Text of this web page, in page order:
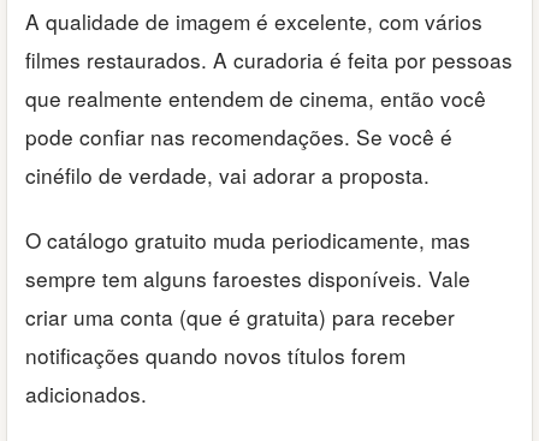
A qualidade de imagem é excelente, com vários
filmes restaurados. A curadoria é feita por pessoas
que realmente entendem de cinema, então você
pode confiar nas recomendações. Se você é
cinéfilo de verdade, vai adorar a proposta.
O catálogo gratuito muda periodicamente, mas
sempre tem alguns faroestes disponíveis. Vale
criar uma conta (que é gratuita) para receber
notificações quando novos títulos forem
adicionados.